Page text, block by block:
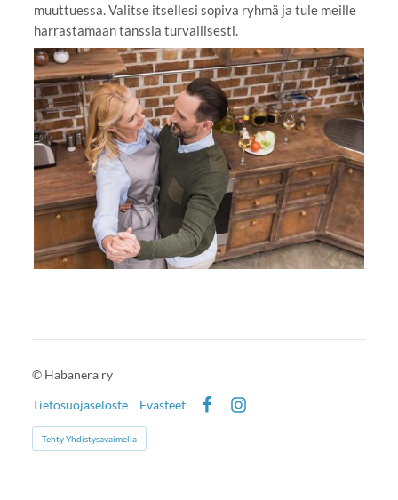
muuttuessa. Valitse itsellesi sopiva ryhmä ja tule meille
harrastamaan tanssia turvallisesti.
© Habanera ry
Tietosuojaseloste
Evästeet
Tehty Yhdistysavaimella